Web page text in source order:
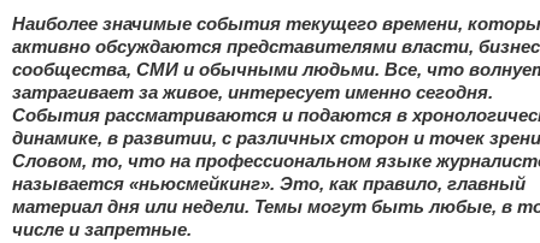
Наиболее значимые события текущего времени,
активно обсуждаются представителями власти,
сообщества, СМИ и обычными людьми. Все, что
затрагивает за живое, интересует именно сегодня.
События рассматриваются и подаются в
динамике, в развитии, с различных сторон и точек
Словом, то, что на профессиональном языке
называется «ньюсмейкинг». Это, как правило, главный
материал дня или недели. Темы могут быть любые, в
числе и запретные.